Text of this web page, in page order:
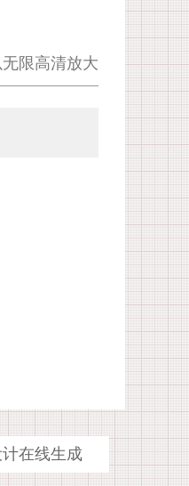
限高清放大
在线生成